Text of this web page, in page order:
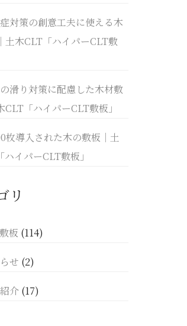
対策の創意工夫に使える木
土木CLT「ハイパーCLT敷
滑り対策に配慮した木材敷
CLT「ハイパーCLT敷板」
枚導入された木の敷板｜土
イパーCLT敷板」
リ
板 (114)
せ (2)
介(17)